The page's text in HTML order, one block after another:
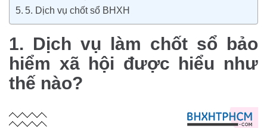
5. Dịch vụ chốt sổ BHXH
1. Dịch vụ làm chốt sổ bảo
hiểm xã hội được hiểu như
thế nào?